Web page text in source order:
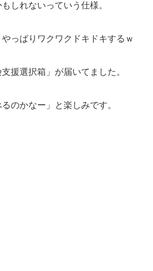
しれないっていう仕様。
っぱりワクワクドキドキするｗ
援選択箱」が届いてました。
のかなー」と楽しみです。